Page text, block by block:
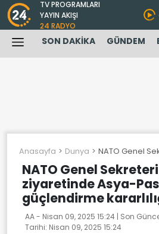
TV PROGRAMLARI
YAYIN AKIŞI
24 RADYO
SON DAKİKA GÜNDEM
Anasayfa Dunya NATO Genel
NATO Genel
ziyaretinde Asya-
güçlendirme
AA - Nisan 09, 2025 15:24 | Son
Tarihi: Nisan 09, 2025 15:24